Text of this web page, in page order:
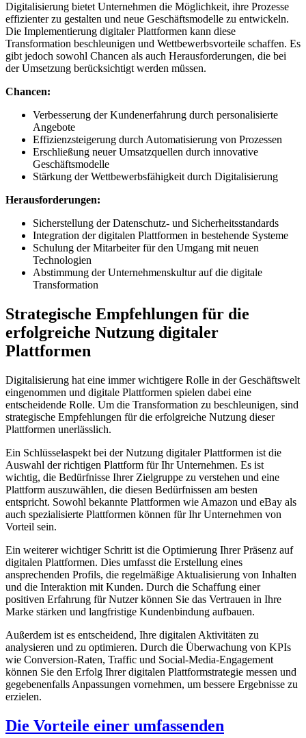
Digitalisierung bietet Unternehmen​ die Möglichkeit, ihre Prozesse
effizienter zu gestalten und neue Geschäftsmodelle zu entwickeln.⁢
Die Implementierung digitaler Plattformen kann diese
Transformation beschleunigen und Wettbewerbsvorteile schaffen. Es
gibt ⁤jedoch ⁢sowohl Chancen als ⁤auch⁢ Herausforderungen, die bei
der Umsetzung‌ berücksichtigt werden müssen.
Chancen:
Verbesserung der Kundenerfahrung durch personalisierte
Angebote
Effizienzsteigerung‌ durch Automatisierung von Prozessen
Erschließung⁤ neuer Umsatzquellen durch innovative
Geschäftsmodelle
Stärkung der Wettbewerbsfähigkeit ⁣durch ⁢Digitalisierung
Herausforderungen:
Sicherstellung⁢ der Datenschutz- und Sicherheitsstandards
Integration ​der digitalen Plattformen in bestehende Systeme
Schulung der Mitarbeiter ⁢für den Umgang mit neuen
⁢Technologien
Abstimmung⁣ der Unternehmenskultur auf die digitale
Transformation
Strategische Empfehlungen für⁢ die
‌erfolgreiche Nutzung digitaler
⁤Plattformen
Digitalisierung ⁢hat eine immer wichtigere Rolle in der ⁢Geschäftswelt
eingenommen und digitale Plattformen spielen dabei eine
entscheidende ⁣Rolle. Um die Transformation zu beschleunigen, sind
strategische Empfehlungen für die erfolgreiche Nutzung dieser
Plattformen unerlässlich.
Ein Schlüsselaspekt bei der Nutzung digitaler ⁣Plattformen ist ⁢die
Auswahl ⁣der richtigen Plattform für​ Ihr⁢ Unternehmen. Es ist
wichtig, die Bedürfnisse Ihrer Zielgruppe zu verstehen und eine
⁤Plattform​ auszuwählen, ‍die diesen Bedürfnissen am besten
entspricht. Sowohl bekannte Plattformen‍ wie Amazon und eBay​ als
auch spezialisierte Plattformen⁤ können für Ihr Unternehmen von
Vorteil sein.
Ein weiterer wichtiger Schritt ist die Optimierung‌ Ihrer Präsenz auf
digitalen ​Plattformen. Dies umfasst die Erstellung eines
⁣ansprechenden Profils, die‍ regelmäßige ‌Aktualisierung von Inhalten​
und die Interaktion mit ​Kunden. Durch‍ die Schaffung einer
positiven Erfahrung für Nutzer können⁣ Sie das Vertrauen in Ihre
Marke‌ stärken und langfristige Kundenbindung aufbauen.
Außerdem ist​ es entscheidend, Ihre digitalen Aktivitäten zu
analysieren und zu optimieren. Durch die Überwachung von‍ KPIs
wie Conversion-Raten, Traffic ⁤und Social-Media-Engagement
können Sie den Erfolg⁤ Ihrer digitalen‌ Plattformstrategie messen und
gegebenenfalls Anpassungen vornehmen, um bessere Ergebnisse⁢ zu
erzielen.
Die Vorteile einer umfassenden